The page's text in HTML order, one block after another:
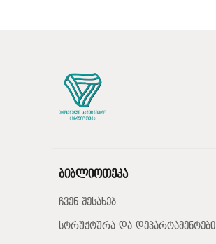
ბიბლიოთეკა
ჩვენ შესახებ
სტრუქტურა და დეპარტამენტები